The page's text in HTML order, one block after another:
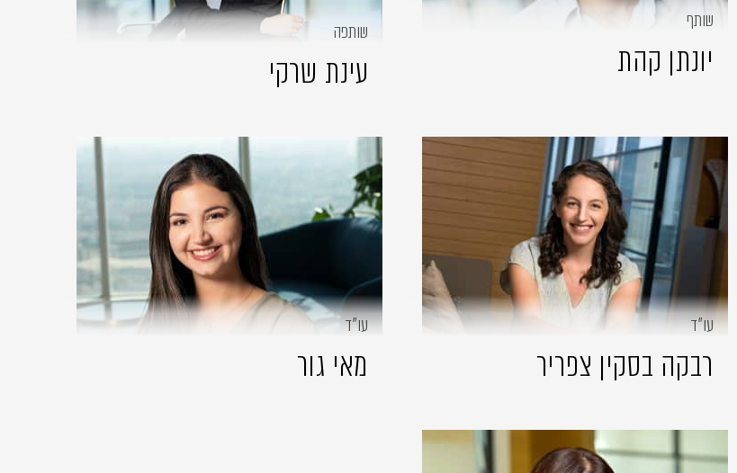
שותף
יונתן קהת
שותפה
עינת שרקי
עו״ד
רבקה בסקין צפריר
עו״ד
מאי גור